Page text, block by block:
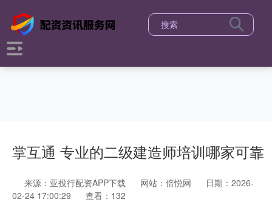
掌互通 专业的二级建造师培训哪家可靠
来源：亚投行配资APP下载 网站：倍悦网
日期：2026-
02-24 17:00:29
查看：132